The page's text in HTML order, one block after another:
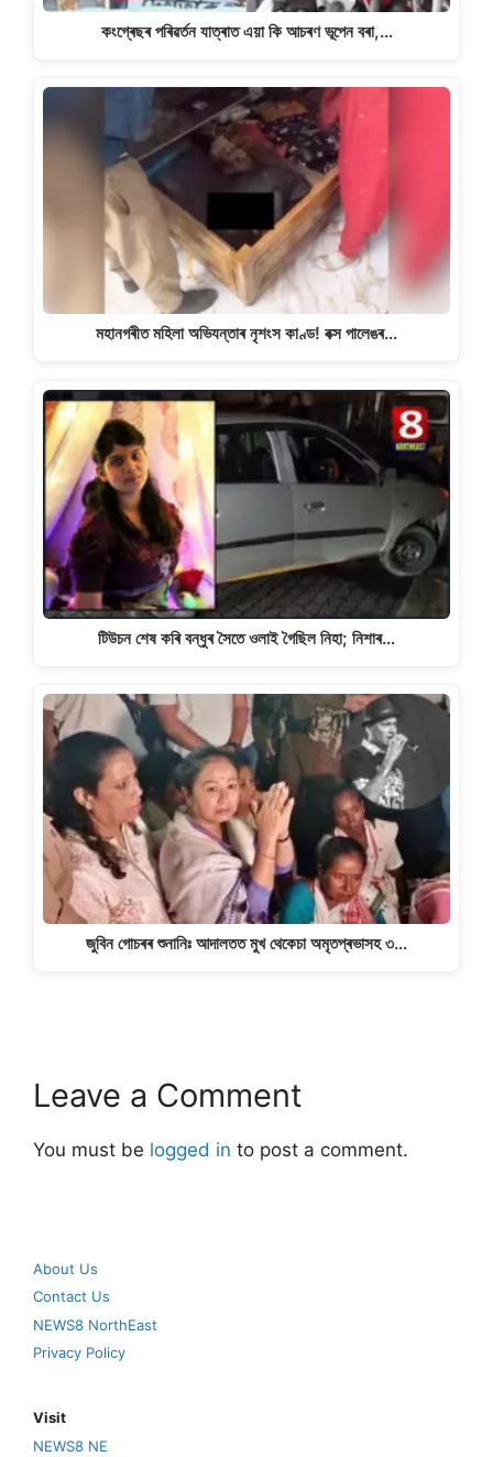
কংগ্ৰেছৰ পৰিৱৰ্তন যাত্ৰাত এয়া কি আচৰণ ভূপেন বৰা,…
মহানগৰীত মহিলা অভিযন্তাৰ নৃশংস কাণ্ড! বক্স পালেঙৰ…
টিউচন শেষ কৰি বন্ধুৰ সৈতে ওলাই গৈছিল নিহা; নিশাৰ…
জুবিন গোচৰৰ শুনানিঃ আদালতত মুখ থেকেচা অমৃতপ্ৰভাসহ ৩…
Leave a Comment
You must be logged in to post a comment.
About Us
Contact Us
NEWS8 NorthEast
Privacy Policy
Visit
NEWS8 NE